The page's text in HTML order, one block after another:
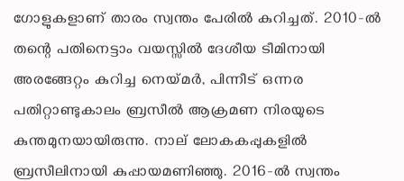
ഗോളുകളാണ് താരം സ്വന്തം പേരില്‍ കുറിച്ചത്. 2010-ല്‍
തന്റെ പതിനെട്ടാം വയസ്സില്‍ ദേശീയ ടീമിനായി
അരങ്ങേറ്റം കുറിച്ച നെയ്മര്‍, പിന്നീട് ഒന്നര
പതിറ്റാണ്ടുകാലം ബ്രസീല്‍ ആക്രമണ നിരയുടെ
കുന്തമുനയായിരുന്നു. നാല് ലോകകപ്പുകളില്‍
ബ്രസീലിനായി കുപ്പായമണിഞ്ഞു. 2016-ല്‍ സ്വന്തം